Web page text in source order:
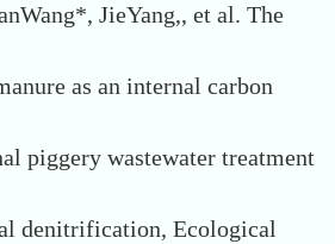
JieYang,, et al. The
as an internal carbon
piggery wastewater treatment
denitrification, Ecological